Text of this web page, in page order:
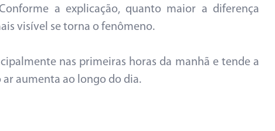
a explicação, quanto maior a diferença
visível se torna o fenômeno.
nas primeiras horas da manhã e tende a
aumenta ao longo do dia.